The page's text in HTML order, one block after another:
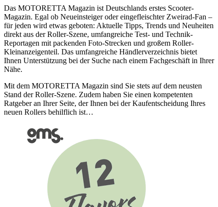
Das MOTORETTA Magazin ist Deutschlands erstes Scooter-
Magazin. Egal ob Neueinsteiger oder eingefleischter Zweirad-Fan –
für jeden wird etwas geboten: Aktuelle Tipps, Trends und Neuheiten
direkt aus der Roller-Szene, umfangreiche Test- und Technik-
Reportagen mit packenden Foto-Strecken und großem Roller-
Kleinanzeigenteil. Das umfangreiche Händlerverzeichnis bietet
Ihnen Unterstützung bei der Suche nach einem Fachgeschäft in Ihrer
Nähe.
Mit dem MOTORETTA Magazin sind Sie stets auf dem neusten
Stand der Roller-Szene. Zudem haben Sie einen kompetenten
Ratgeber an Ihrer Seite, der Ihnen bei der Kaufentscheidung Ihres
neuen Rollers behilflich ist…